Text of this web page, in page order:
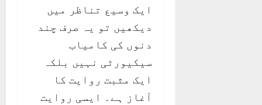
ایک وسیع تناظر میں
دیکھیں تو یہ صرف چند
دنوں کی کامیاب
سیکیورٹی نہیں بلکہ
ایک مثبت روایت کا
آغاز ہے۔ ایسی روایت